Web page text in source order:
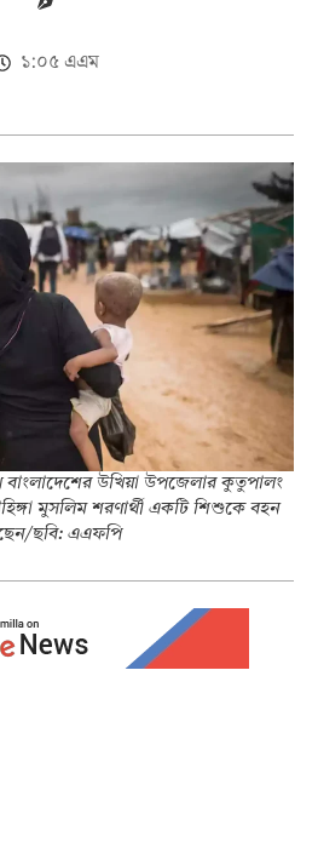
১:০৫ এএম
বাংলাদেশের উখিয়া উপজেলার কুতুপালং
মুসলিম শরণার্থী একটি শিশুকে বহন
ছবি: এএফপি